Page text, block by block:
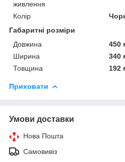
живлення
Колір
Габаритні розміри
Довжина
450
Ширина
340
Товщина
192
Приховати
Умови доставки
Нова Пошта
Самовивіз